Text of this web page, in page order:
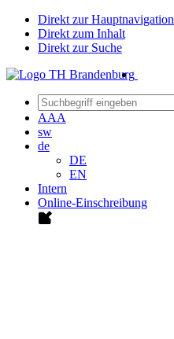
Direkt zur Hauptnavigation
Direkt zum Inhalt
Direkt zur Suche
AAA
sw
de
DE
EN
Intern
Online-Einschreibung